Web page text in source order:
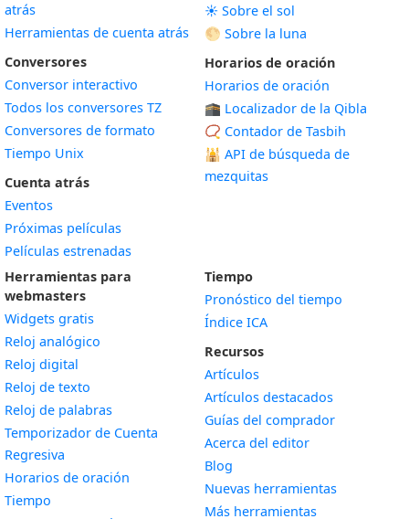
atrás
Herramientas de cuenta atrás
Conversores
Conversor interactivo
Todos los conversores TZ
Conversores de formato
Tiempo Unix
Cuenta atrás
Eventos
Próximas películas
Películas estrenadas
☀️ Sobre el sol
🌕 Sobre la luna
Horarios de oración
Horarios de oración
🕋 Localizador de la Qibla
📿 Contador de Tasbih
🕌 API de búsqueda de
mezquitas
Herramientas para
webmasters
Widgets gratis
Reloj analógico
Reloj digital
Reloj de texto
Reloj de palabras
Temporizador de Cuenta
Regresiva
Horarios de oración
Tiempo
Tiempo
Pronóstico del tiempo
Índice ICA
Recursos
Artículos
Artículos destacados
Guías del comprador
Acerca del editor
Blog
Nuevas herramientas
Más herramientas